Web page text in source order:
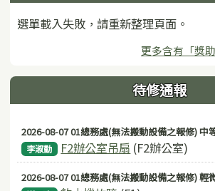
選單載入失敗，請重新整理頁面。
更多含有「獎
待修通報
2026-08-07 01總務處(無法搬動設備之報修) 中
李淑勤 F2辦公室吊扇 (F2辦公室)
2026-08-07 01總務處(無法搬動設備之報修) 輕